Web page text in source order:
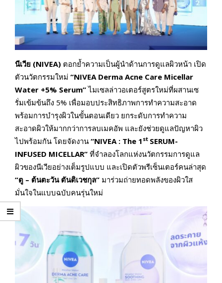
นีเวีย (NIVEA) ตอกย้ำความเป็นผู้นำด้านการดูแลผิวหน้า เปิด
ตัวนวัตกรรมใหม่ “NIVEA Derma Acne Care Micellar
Water +5% Serum”ไมเซลล่าวอเตอร์สูตรใหม่ที่ผสานเซ
รั่มเข้มข้นถึง 5% เพื่อมอบประสิทธิภาพการทำความสะอาด
พร้อมการบำรุงผิวในขั้นตอนเดียว ยกระดับการทำความ
สะอาดผิวให้มากกว่าการลบเมคอัพ และยังช่วยดูแลปัญหาผิว
ไปพร้อมกัน โดยจัดงาน “NIVEA : The 1 st SERUM-
INFUSED MICELLAR” ที่จำลองโลกแห่งนวัตกรรมการดูแล
ผิวของนีเวียอย่างเต็มรูปแบบ และเปิดตัวพรีเซ็นเตอร์คนล่าสุด
“ตู – ต้นตะวัน ตันติเวชกุล” มาร่วมถ่ายทอดพลังของผิวใส
มั่นใจในแบบฉบับคนรุ่นใหม่